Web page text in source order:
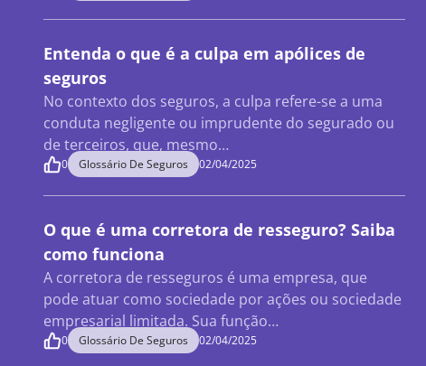
Entenda o que é a culpa em apólices de
seguros
No contexto dos seguros, a culpa refere-se a uma
conduta negligente ou imprudente do segurado ou
de terceiros, que, mesmo…
0 Glossário De Seguros 02/04/2025
O que é uma corretora de resseguro? Saiba
como funciona
A corretora de resseguros é uma empresa, que
pode atuar como sociedade por ações ou sociedade
empresarial limitada. Sua função…
0 Glossário De Seguros 02/04/2025